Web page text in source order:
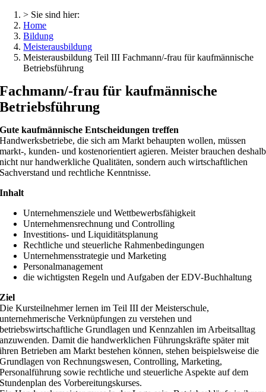
> Sie sind hier:
Home
Bildung
Meisterausbildung
Meisterausbildung Teil III Fachmann/-frau für kaufmännische
Betriebsführung
Fachmann/-frau für kaufmännische
Betriebsführung
Gute kaufmännische Entscheidungen treffen
Handwerksbetriebe, die sich am Markt behaupten wollen, müssen
markt-, kunden- und kostenorientiert agieren. Meister brauchen deshalb
nicht nur handwerkliche Qualitäten, sondern auch wirtschaftlichen
Sachverstand und rechtliche Kenntnisse.
Inhalt
Unternehmensziele und Wettbewerbsfähigkeit
Unternehmensrechnung und Controlling
Investitions- und Liquiditätsplanung
Rechtliche und steuerliche Rahmenbedingungen
Unternehmensstrategie und Marketing
Personalmanagement
die wichtigsten Regeln und Aufgaben der EDV-Buchhaltung
Ziel
Die Kursteilnehmer lernen im Teil III der Meisterschule,
unternehmerische Verknüpfungen zu verstehen und
betriebswirtschaftliche Grundlagen und Kennzahlen im Arbeitsalltag
anzuwenden. Damit die handwerklichen Führungskräfte später mit
ihren Betrieben am Markt bestehen können, stehen beispielsweise die
Grundlagen von Rechnungswesen, Controlling, Marketing,
Personalführung sowie rechtliche und steuerliche Aspekte auf dem
Stundenplan des Vorbereitungskurses.